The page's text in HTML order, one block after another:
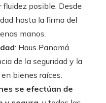
posible. Desde
hasta la firma del
manos.
: Haus Panamá
de la seguridad y la
bienes raíces.
se efectúan de